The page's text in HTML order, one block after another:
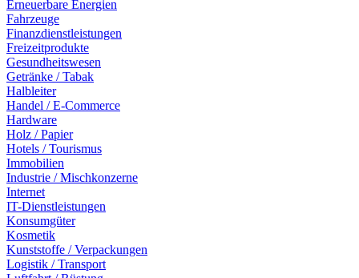
Erneuerbare Energien
Fahrzeuge
Finanzdienstleistungen
Freizeitprodukte
Gesundheitswesen
Getränke / Tabak
Halbleiter
Handel / E-Commerce
Hardware
Holz / Papier
Hotels / Tourismus
Immobilien
Industrie / Mischkonzerne
Internet
IT-Dienstleistungen
Konsumgüter
Kosmetik
Kunststoffe / Verpackungen
Logistik / Transport